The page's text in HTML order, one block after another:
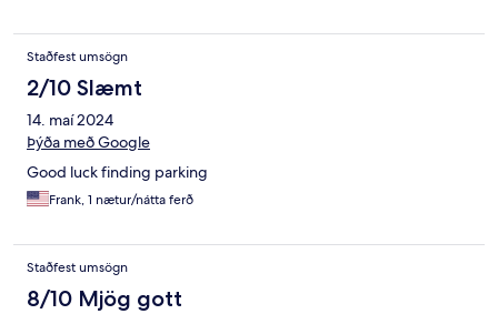
Staðfest umsögn
2/10 Slæmt
14. maí 2024
Þýða með Google
Good luck finding parking
Frank, 1 nætur/nátta ferð
Staðfest umsögn
8/10 Mjög gott